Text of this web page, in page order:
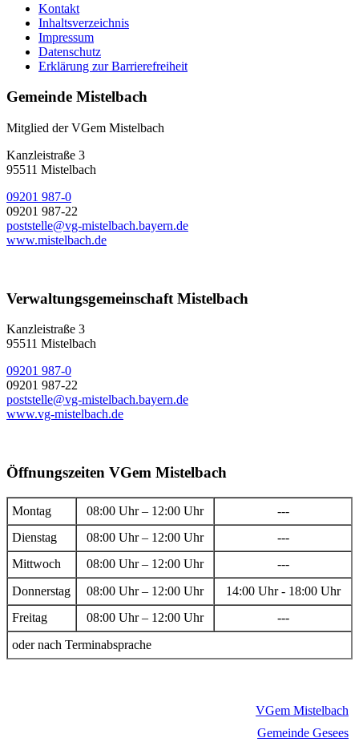
Kontakt
Inhaltsverzeichnis
Impressum
Datenschutz
Erklärung zur Barrierefreiheit
Gemeinde Mistelbach
Mitglied der VGem Mistelbach
Kanzleistraße 3
95511 Mistelbach
09201 987-0
09201 987-22
poststelle@vg-mistelbach.bayern.de
www.mistelbach.de
Verwaltungsgemeinschaft Mistelbach
Kanzleistraße 3
95511 Mistelbach
09201 987-0
09201 987-22
poststelle@vg-mistelbach.bayern.de
www.vg-mistelbach.de
Öffnungszeiten VGem Mistelbach
Montag 08:00 Uhr – 12:00 Uhr
---
Dienstag
08:00 Uhr – 12:00 Uhr
---
Mittwoch
08:00 Uhr – 12:00 Uhr
---
Donnerstag
08:00 Uhr – 12:00 Uhr
14:00 Uhr - 18:00 Uhr
Freitag
08:00 Uhr – 12:00 Uhr
---
oder nach Terminabsprache
VGem Mistelbach
Gemeinde Gesees